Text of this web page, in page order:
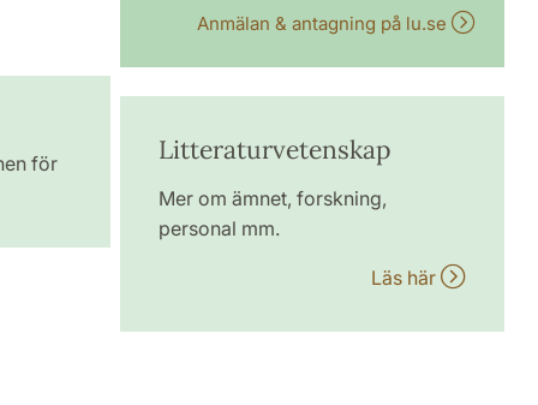
för
Anmälan & antagning på lu.se
Litteraturvetenskap
Mer om ämnet, forskning,
personal mm.
Läs här